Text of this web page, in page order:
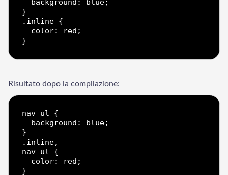
}
.inline {
Risultato dopo la compilazione:
nav ul {
}
.inline,
nav ul {